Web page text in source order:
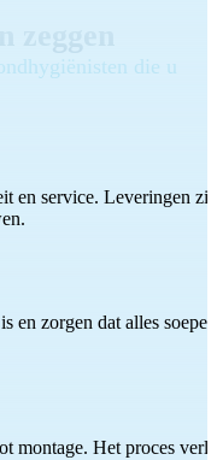
die u
en service. Leveringen
zorgen dat alles
montage. Het proces